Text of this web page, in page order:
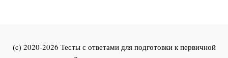
(c) 2020-2026 Тесты с ответами для подготовки к первичной